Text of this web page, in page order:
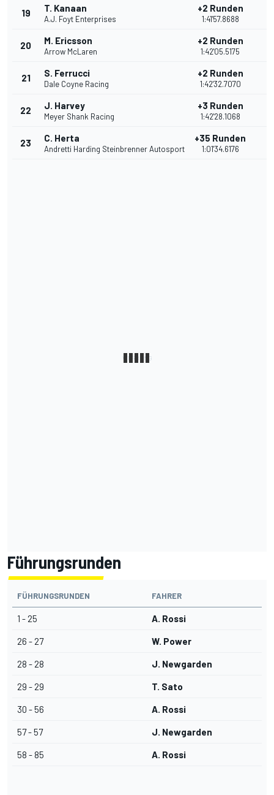
19 T. Kanaan
A.J. Foyt Enterprises
+2 Runden
1:41'57.8688
20 M. Ericsson
Arrow McLaren
+2 Runden
1:42'05.5175
21 S. Ferrucci
Dale Coyne Racing
+2 Runden
1:42'32.7070
22 J. Harvey
Meyer Shank Racing
+3 Runden
1:42'28.1068
23 C. Herta
Andretti Harding Steinbrenner Autosport
+35 Runden
1:01'34.6176
Führungsrunden
FÜHRUNGSRUNDEN FAHRER
1 - 25 A. Rossi
26 - 27 W. Power
28 - 28 J. Newgarden
29 - 29 T. Sato
30 - 56 A. Rossi
57 - 57 J. Newgarden
58 - 85 A. Rossi